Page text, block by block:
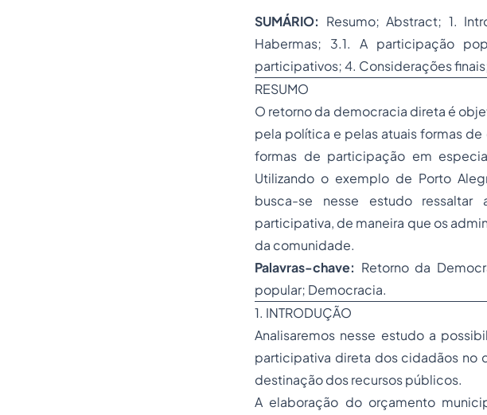
SUMÁRIO: Resumo; Abstract; 1.
Habermas; 3.1. A participação
participativos; 4. Considerações
RESUMO
O retorno da democracia direta é
pela política e pelas atuais formas
formas de participação em
Utilizando o exemplo de Porto
busca-se nesse estudo
participativa, de maneira que os
da comunidade.
Palavras-chave: Retorno da
popular; Democracia.
1. INTRODUÇÃO
Analisaremos nesse estudo a
participativa direta dos cidadãos no
destinação dos recursos públicos.
A elaboração do orçamento